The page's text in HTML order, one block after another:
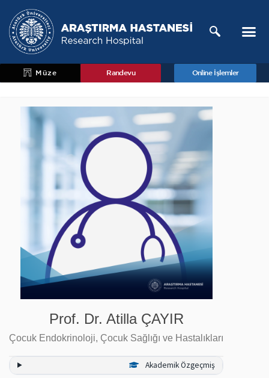
Müze Randevu Online İşlemler
Prof. Dr. Atilla ÇAYIR
Çocuk Endokrinoloji, Çocuk Sağlığı ve Hastalıkları
Akademik Özgeçmiş